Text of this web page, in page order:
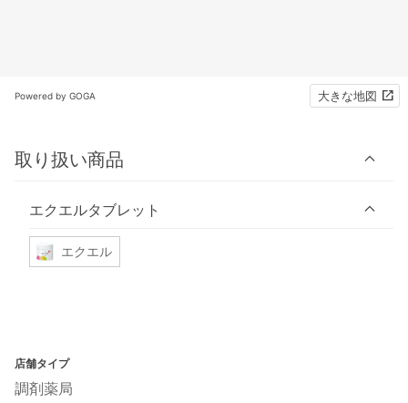
Powered by GOGA 大きな地図
取り扱い商品
エクエルタブレット
エクエル
店舗タイプ
調剤薬局